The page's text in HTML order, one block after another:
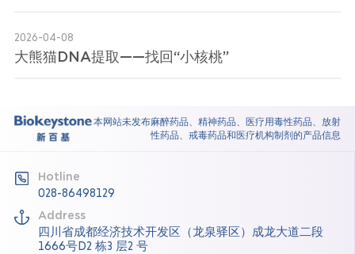
2026-04-08
大熊猫DNA提取——找回“小核桃”
本网站未发布麻醉药品、精神药品、医疗用毒性药品、放射
性药品、戒毒药品和医疗机构制剂的产品信息
Hotline
028-86498129
Address
四川省成都经济技术开发区（龙泉驿区）成龙大道二段
1666号D2 栋3 层2 号